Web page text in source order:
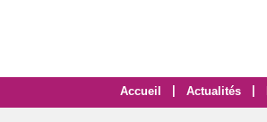
Accueil Actualités